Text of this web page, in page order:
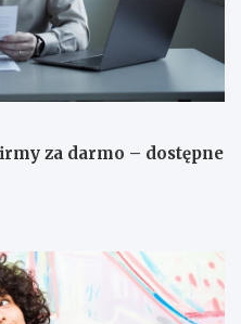
za darmo – dostępne